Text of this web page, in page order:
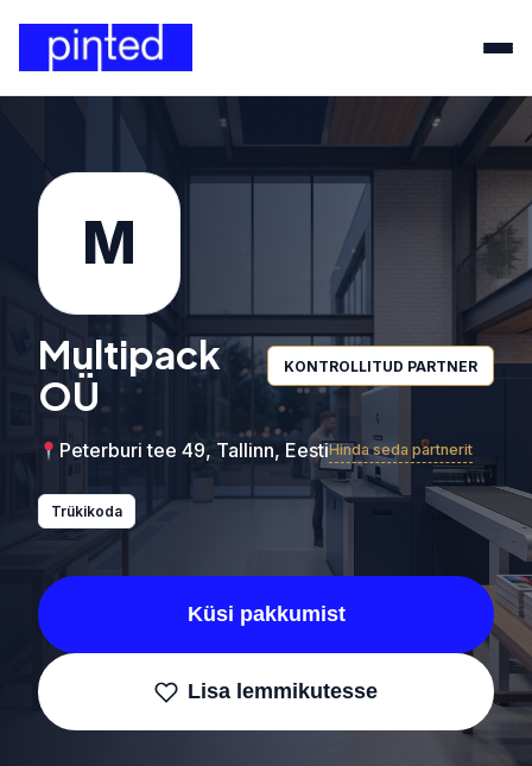
M
Multipack
OÜ
KONTROLLITUD PARTNER
Peterburi tee 49, Tallinn, EestiHinda seda partnerit
Trükikoda
Küsi pakkumist
Lisa lemmikutesse